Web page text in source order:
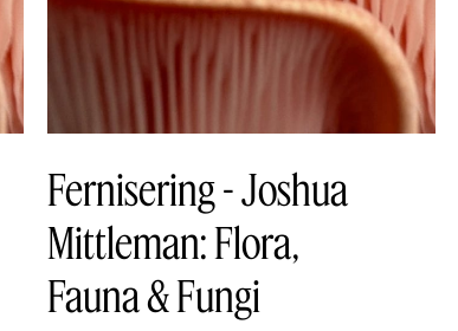
Fernisering - Joshua
Mittleman: Flora,
Fauna & Fungi